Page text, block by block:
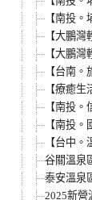
【南投
【大鵬
【大鵬
【台南
【療癒
【南投
【南投
【台中
谷關溫泉
泰安溫泉
2025新營